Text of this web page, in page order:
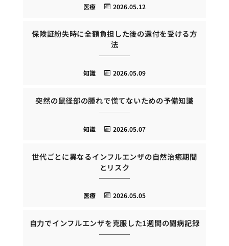
2026.05.12
医療
保険証紛失時に全額負担した後の還付を受ける方
法
2026.05.09
知識
突然の鼠径部の腫れで慌てないための予備知識
2026.05.07
知識
世代ごとに異なるインフルエンザの自然治癒期間
とリスク
2026.05.05
医療
自力でインフルエンザを克服した1週間の闘病記録